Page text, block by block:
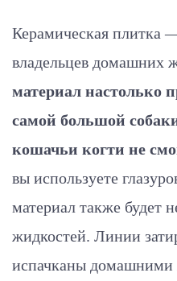
Керамическая плитка
владельцев домашних
материал настолько
самой большой
кошачьи когти не
вы используете
материал также будет
жидкостей. Линии
испачканы домашними